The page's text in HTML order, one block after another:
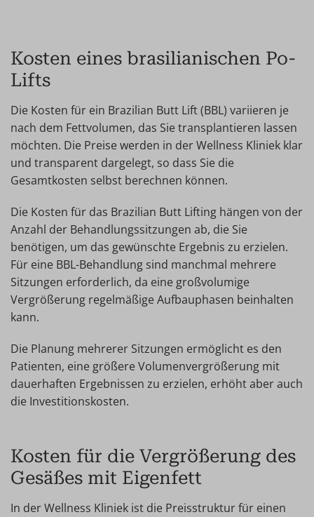
Kosten eines brasilianischen Po-
Lifts
Die Kosten für ein Brazilian Butt Lift (BBL) variieren je
nach dem Fettvolumen, das Sie transplantieren lassen
möchten. Die Preise werden in der Wellness Kliniek klar
und transparent dargelegt, so dass Sie die
Gesamtkosten selbst berechnen können.
Die Kosten für das Brazilian Butt Lifting hängen von der
Anzahl der Behandlungssitzungen ab, die Sie
benötigen, um das gewünschte Ergebnis zu erzielen.
Für eine BBL-Behandlung sind manchmal mehrere
Sitzungen erforderlich, da eine großvolumige
Vergrößerung regelmäßige Aufbauphasen beinhalten
kann.
Die Planung mehrerer Sitzungen ermöglicht es den
Patienten, eine größere Volumenvergrößerung mit
dauerhaften Ergebnissen zu erzielen, erhöht aber auch
die Investitionskosten.
Kosten für die Vergrößerung des
Gesäßes mit Eigenfett
In der Wellness Kliniek ist die Preisstruktur für einen